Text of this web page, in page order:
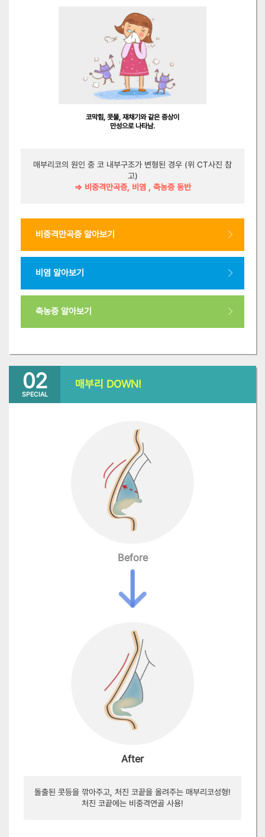
코막힘, 콧물, 재채기와 같은 증상이
만성으로 나타남.
매부리코의 원인 중 코 내부구조가 변형된 경우 (위 CT사진 참
고)
⇒ 비중격만곡증, 비염 , 축농증 동반
비중격만곡증 알아보기
비염 알아보기
축농증 알아보기
02
SPECIAL
매부리 DOWN!
Before
After
돌출된 콧등을 깎아주고, 처진 코끝을 올려주는 매부리코성형!
처진 코끝에는 비중격연골 사용!